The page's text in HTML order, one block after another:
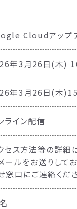
Cloudアップ
年3月26日(木)
年3月26日(木
ライン配信
セス方法等の詳細
ールをお送りして
窓口にご連絡くださ